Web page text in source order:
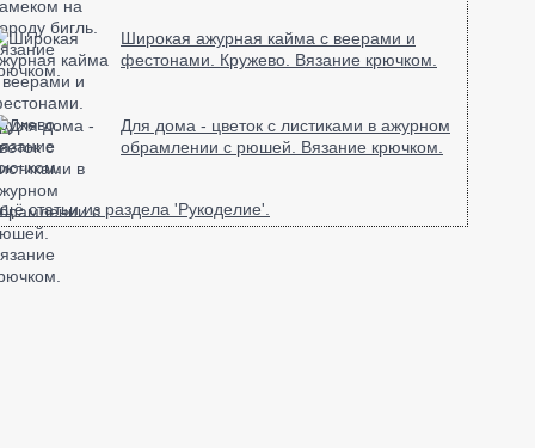
Широкая ажурная кайма с веерами и
фестонами. Кружево. Вязание крючком.
Для дома - цветок с листиками в ажурном
обрамлении с рюшей. Вязание крючком.
статьи из раздела 'Рукоделие'.